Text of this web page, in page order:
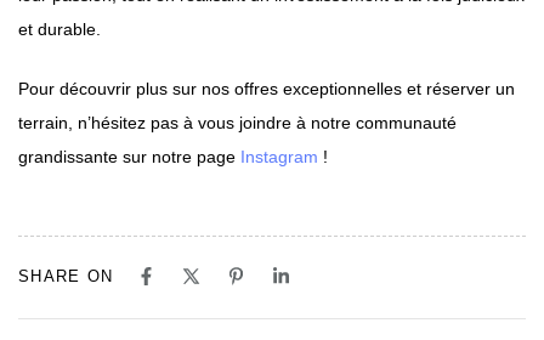
et durable.
Pour découvrir plus sur nos offres exceptionnelles et réserver un
terrain, n’hésitez pas à vous joindre à notre communauté
grandissante sur notre page Instagram !
SHARE ON